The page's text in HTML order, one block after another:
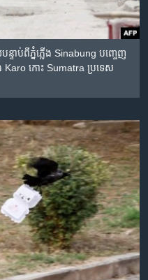
ទាប់​ពី​ភ្នំភ្លើង Sinabung បញ្ចេញ​
Karo កោះ Sumatra ប្រទេស​